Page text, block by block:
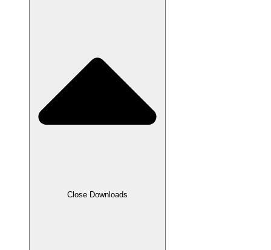
Close Downloads